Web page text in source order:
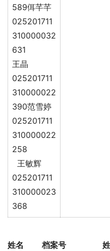
589佴芊芊
025201711
310000032
631
王晶
025201711
310000022
390范雪婷
025201711
310000022
258
王敏辉
025201711
310000023
368
姓名         档案号